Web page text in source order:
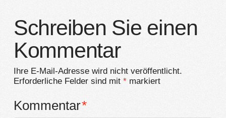
Schreiben Sie einen
Kommentar
Ihre E-Mail-Adresse wird nicht veröffentlicht.
Erforderliche Felder sind mit *markiert
Kommentar*